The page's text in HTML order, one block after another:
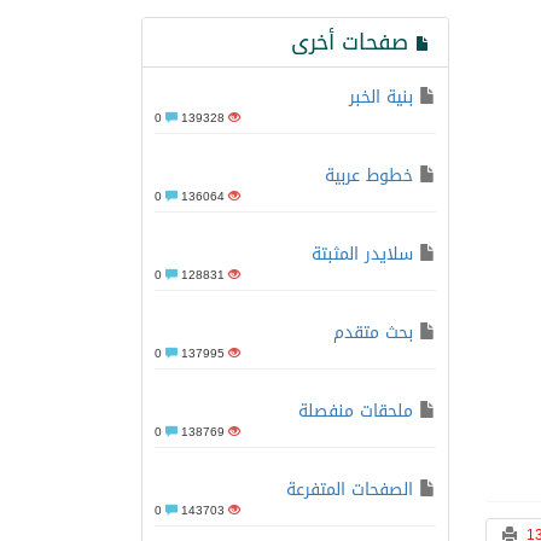
صفحات أخرى
بنية الخبر
139328
خطوط عربية
136064
سلايدر المثبتة
128831
بحث متقدم
137995
ملحقات منفصلة
138769
الصفحات المتفرعة
143703